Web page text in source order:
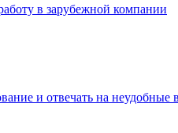
в зарубежной компании
и отвечать на неудобные